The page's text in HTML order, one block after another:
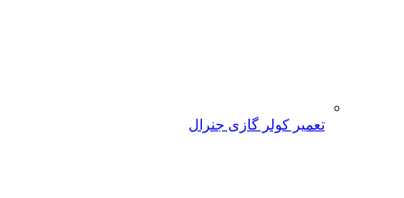
تعمیر کولر گازی جنرال